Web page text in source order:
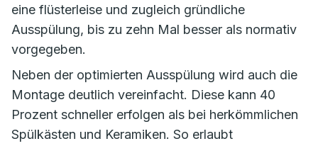
eine flüsterleise und zugleich gründliche
Ausspülung, bis zu zehn Mal besser als normativ
vorgegeben.
Neben der optimierten Ausspülung wird auch die
Montage deutlich vereinfacht. Diese kann 40
Prozent schneller erfolgen als bei herkömmlichen
Spülkästen und Keramiken. So erlaubt